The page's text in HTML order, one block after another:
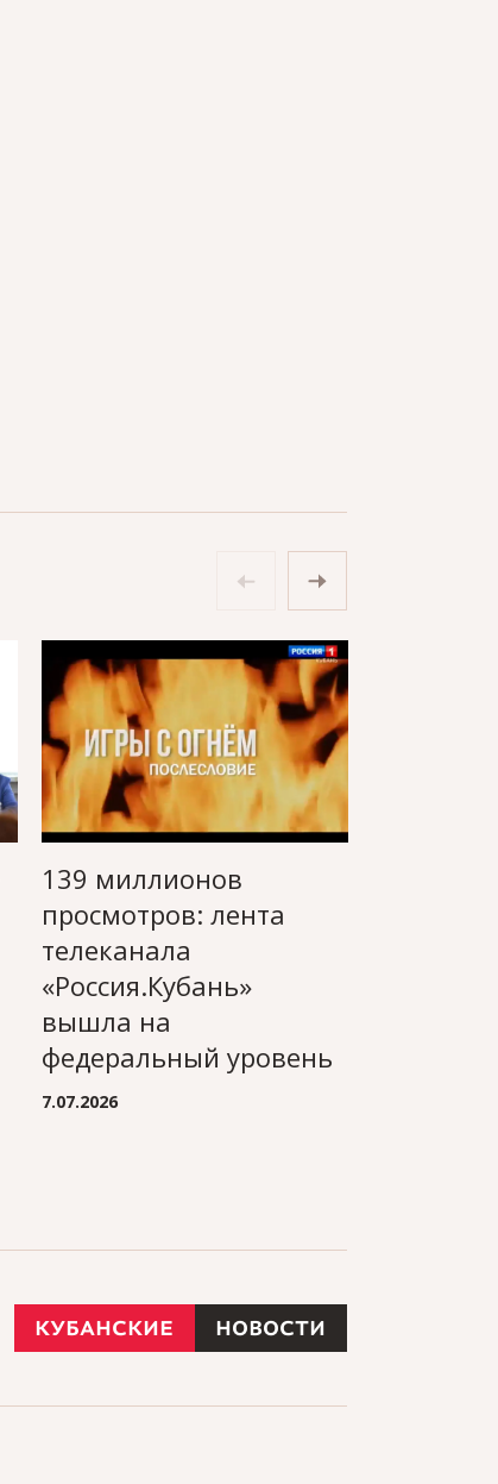
139 миллионов
просмотров: лента
телеканала
«Россия.Кубань»
вышла на
федеральный уровень
7.07.2026